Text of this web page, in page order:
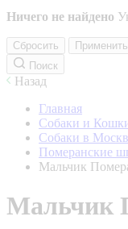
Ничего не найдено
Сбросить
Применить
Поиск
Назад
Главная
Собаки и
Собаки в
Померанские
Мальчик
Мальчик